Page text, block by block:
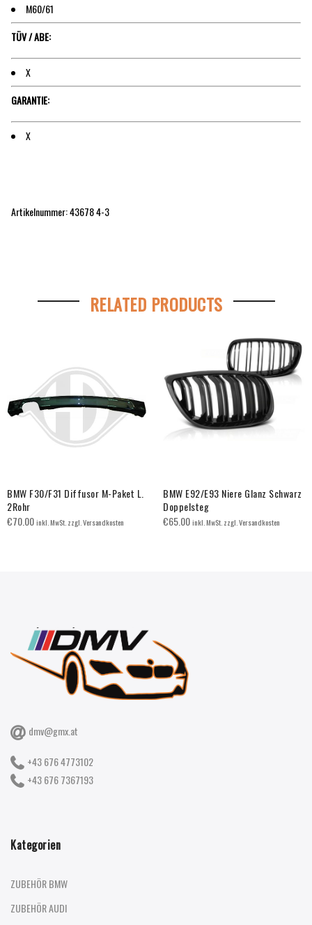
M60/61
TÜV / ABE:
X
GARANTIE:
X
Artikelnummer:43678 4-3
RELATED PRODUCTS
BMW F30/F31 Diffusor M-Paket L.
2Rohr
€70.00inkl. MwSt. zzgl. Versandkosten
BMW E92/E93 Niere Glanz Schwarz
Doppelsteg
€65.00inkl. MwSt. zzgl. Versandkosten
dmv@gmx.at
+43 676 4773102
+43 676 7367193
Kategorien
ZUBEHÖR BMW
ZUBEHÖR AUDI